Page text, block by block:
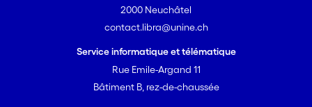
2000 Neuchâtel
contact.libra@unine.ch
Service informatique et télématique
Rue Emile-Argand 11
Bâtiment B, rez-de-chaussée